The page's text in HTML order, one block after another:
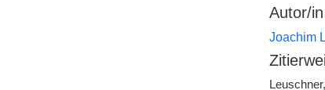
Autor/in
Joachim